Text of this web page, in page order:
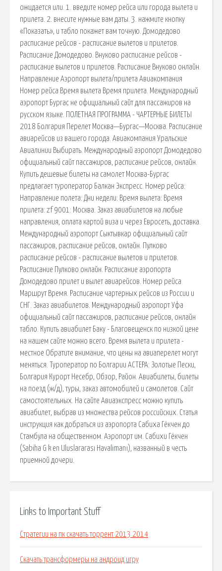
ожидается или. 1. введите номер рейса или города вылета и
прилета. 2. внесите нужные вам даты. 3. нажмите кнопку
«Показать», и табло покажет вам точную. Домодедово
расписание рейсов - расписание вылетов и прилетов.
Расписание Домодедово. Внуково расписание рейсов -
расписание вылетов и прилетов. Расписание Внуково онлайн.
Направление Аэропорт вылета/прилета Авиакомпания
Номер рейса Время вылета Время прилета. Международный
аэропорт Бургас не официальный сайт для пассажиров на
русском языке. ПОЛЕТНАЯ ПРОГРАММА - ЧАРТЕРНЫЕ БИЛЕТЫ
2018 Болгария Перелет Москва—Бургас—Москва. Расписание
авиарейсов из вашего города. Авиакомпания Уральские
Авиалинии Выбирать. Международный аэропорт Домодедово
официальный сайт пассажиров, расписание рейсов, онлайн.
Купить дешевые билеты на самолет Москва-Бургас
предлагает туроператор Балкан Экспресс. Номер рейса:
Направление полета: Дни недели: Время вылета: Время
прилета: zf 9001: Москва. Заказ авиабилетов на любые
направления, оплата картой виза и через Евросеть, доставка.
Международный аэропорт Сыктывкар официальный сайт
пассажиров, расписание рейсов, онлайн. Пулково
расписание рейсов - расписание вылетов и прилетов.
Расписание Пулково онлайн. Расписание аэропорта
Домодедово прилет и вылет авиарейсов. Номер рейса
Маршрут Время. Расписание чартерных рейсов из России и
СНГ. Заказ авиабилетов. Международный аэропорт Уфа
официальный сайт пассажиров, расписание рейсов, онлайн
табло. Купить авиабилет Баку - Благовещенск по низкой цене
на нашем сайте можно всего. Время вылета и прилета -
местное Обратите внимание, что цены на авиаперелет могут
меняться. Туроператор по Болгарии АСТЕРА: Золотые Пески,
Болгария Курорт Несебр, Обзор, Район. Авиабилеты, билеты
на поезд (ж/д), туры, заказ автомобилей и самолетов. Сайт
самостоятельных. На сайте Авиаэкспресс можно купить
авиабилет, выбрав из множества рейсов российских. Статья
инструкция как добраться из аэропорта Сабиха Гёкчен до
Стамбула на общественном. Аэропорт им. Сабихи Гёкчен
(Sabiha G k en Uluslararası Havalimanı), названный в честь
приемной дочери.
Links to Important Stuff
Стратегии на пк скачать торрент 2013 2014
Скачать трансформеры на андроид игру